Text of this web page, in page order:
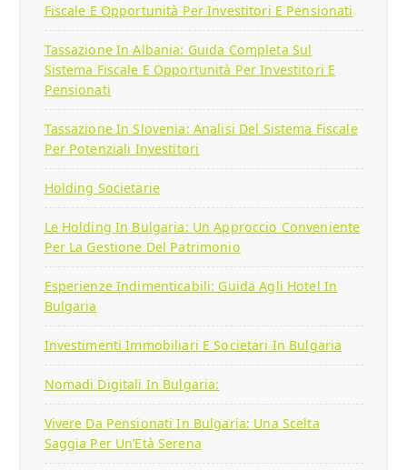
Fiscale E Opportunità Per Investitori E Pensionati
Tassazione In Albania: Guida Completa Sul
Sistema Fiscale E Opportunità Per Investitori E
Pensionati
Tassazione In Slovenia: Analisi Del Sistema Fiscale
Per Potenziali Investitori
Holding Societarie
Le Holding In Bulgaria: Un Approccio Conveniente
Per La Gestione Del Patrimonio
Esperienze Indimenticabili: Guida Agli Hotel In
Bulgaria
Investimenti Immobiliari E Societari In Bulgaria
Nomadi Digitali In Bulgaria:
Vivere Da Pensionati In Bulgaria: Una Scelta
Saggia Per Un’Età Serena